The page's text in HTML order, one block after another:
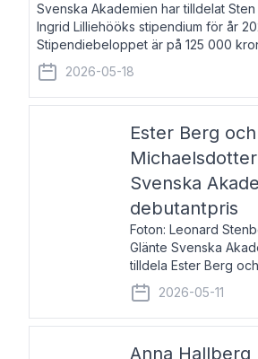
Svenska Akademien har tilldelat
Ingrid Lilliehööks stipendium för år
Stipendiebeloppet är på 125 000
född 1979, är mediateksamordnare
Söderslättsgymnasiet i Trelleborg.
2026-05-18
Ester Berg
Svenska
debutantpris
Foton: Leonard
Glänte Svenska
tilldela Ester Berg
Michaelsdotter
debutantpris för år
nyinstiftat och syftar
2026-05-11
Anna Hallberg